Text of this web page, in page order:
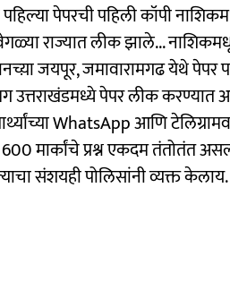
पेपरची पहिली कॉपी
राज्यात लीक झाले...
जयपूर, जमावारामगढ येथे पेपर
उत्तराखंडमध्ये पेपर लीक करण्यात
WhatsApp आणि
मार्कांचे प्रश्न एकदम तंतोतंत
संशयही पोलिसांनी व्यक्त केलाय.